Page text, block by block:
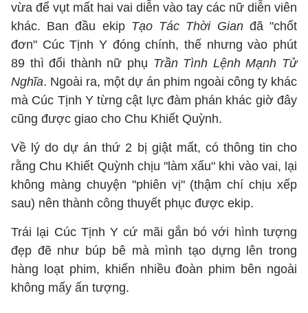
vừa để vụt mất hai vai diễn vào tay các nữ diễn viên
khác. Ban đầu ekip Tạo Tác Thời Gianđã "chốt
đơn" Cúc Tịnh Y đóng chính, thế nhưng vào phút
89 thì đổi thành nữ phụ Trần Tình Lệnh Mạnh Tử
Nghĩa. Ngoài ra, một dự án phim ngoài công ty khác
mà Cúc Tịnh Y từng cật lực đàm phán khác giờ đây
cũng được giao cho Chu Khiết Quỳnh.
Về lý do dự án thứ 2 bị giật mất, có thông tin cho
rằng Chu Khiết Quỳnh chịu "làm xấu" khi vào vai, lại
không màng chuyện "phiên vị" (thậm chí chịu xếp
sau) nên thành công thuyết phục được ekip.
Trái lại Cúc Tịnh Y cứ mãi gắn bó với hình tượng
đẹp đẽ như búp bê mà mình tạo dựng lên trong
hàng loạt phim, khiến nhiều đoàn phim bên ngoài
không mấy ấn tượng.